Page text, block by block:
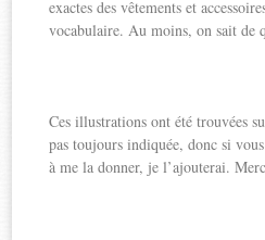
exactes des vêtements et
vocabulaire. Au moins, on sait de
Ces illustrations ont été trouvées
pas toujours indiquée, donc si
à me la donner, je l’ajouterai.